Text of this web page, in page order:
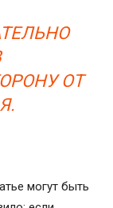
ОТ
могут быть